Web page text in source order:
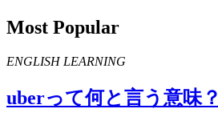
Most Popular
ENGLISH LEARNING
uberって何と言う意味？